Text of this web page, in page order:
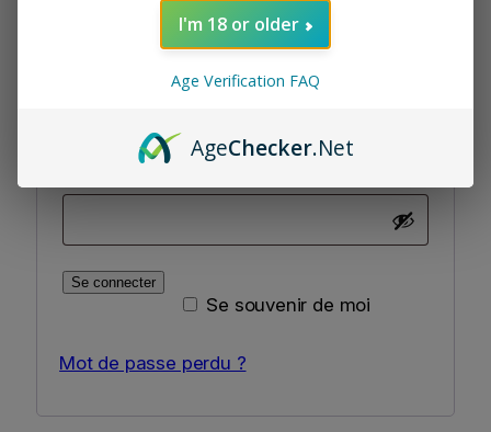
Mot de passe Obligatoire
Se souvenir de moi
Se connecter
Mot de passe perdu ?
I'm 18 or older
Age Verification FAQ
AgeChecker.Net